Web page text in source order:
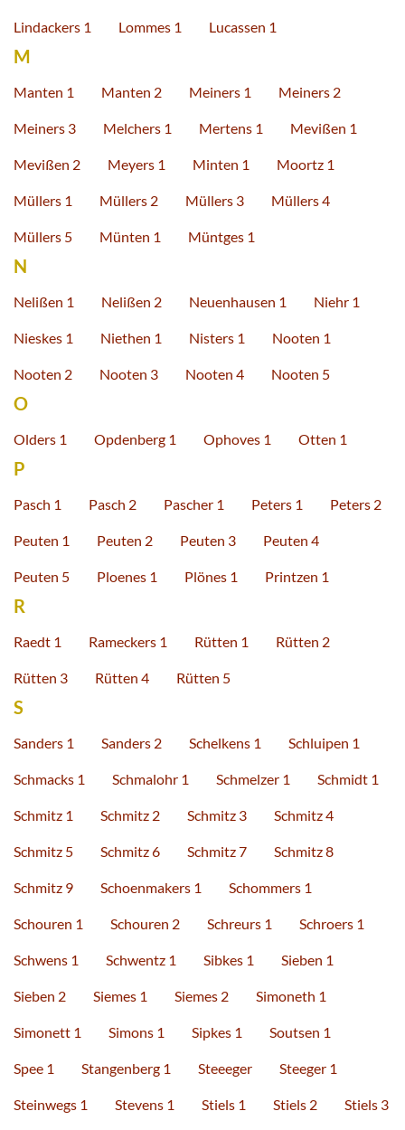
Lindackers 1 Lommes 1 Lucassen 1
M
Manten 1 Manten 2 Meiners 1 Meiners 2
Meiners 3 Melchers 1 Mertens 1 Mevißen 1
Mevißen 2 Meyers 1 Minten 1 Moortz 1
Müllers 1 Müllers 2 Müllers 3 Müllers 4
Müllers 5 Münten 1 Müntges 1
N
Nelißen 1 Nelißen 2 Neuenhausen 1 Niehr 1
Nieskes 1 Niethen 1 Nisters 1 Nooten 1
Nooten 2 Nooten 3 Nooten 4 Nooten 5
O
Olders 1 Opdenberg 1 Ophoves 1 Otten 1
P
Pasch 1 Pasch 2 Pascher 1 Peters 1 Peters 2
Peuten 1 Peuten 2 Peuten 3 Peuten 4
Peuten 5 Ploenes 1 Plönes 1 Printzen 1
R
Raedt 1 Rameckers 1 Rütten 1 Rütten 2
Rütten 3 Rütten 4 Rütten 5
S
Sanders 1 Sanders 2 Schelkens 1 Schluipen 1
Schmacks 1 Schmalohr 1 Schmelzer 1 Schmidt 1
Schmitz 1 Schmitz 2 Schmitz 3 Schmitz 4
Schmitz 5 Schmitz 6 Schmitz 7 Schmitz 8
Schmitz 9 Schoenmakers 1 Schommers 1
Schouren 1 Schouren 2 Schreurs 1 Schroers 1
Schwens 1 Schwentz 1 Sibkes 1 Sieben 1
Sieben 2 Siemes 1 Siemes 2 Simoneth 1
Simonett 1 Simons 1 Sipkes 1 Soutsen 1
Spee 1 Stangenberg 1 Steeeger Steeger 1
Steinwegs 1 Stevens 1 Stiels 1 Stiels 2 Stiels 3